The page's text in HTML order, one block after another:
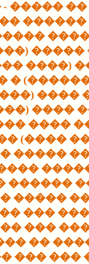
�����
������
�����
(����
�
����
����
����
����)
�����
������
�����
���
���
��
��� ���